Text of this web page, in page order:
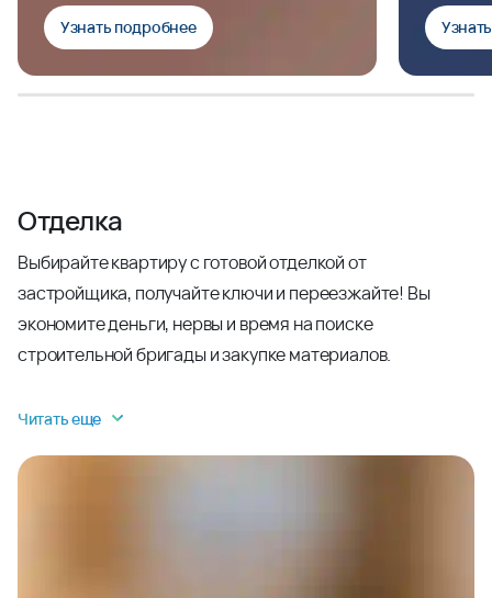
Узнать подробнее
Отделка
Выбирайте квартиру с готовой отделкой от
застройщика, получайте ключи и переезжайте! Вы
экономите деньги, нервы и время на поиске
строительной бригады и закупке материалов.
Читать еще